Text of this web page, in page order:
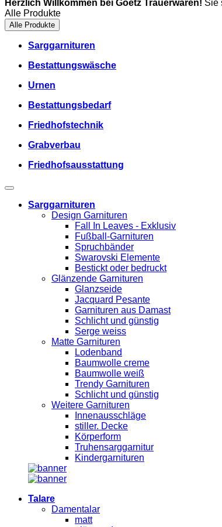
Herzlich Willkommen bei Goetz Trauerwaren! Sie
Alle Produkte
Alle Produkte
Sarggarnituren
Bestattungswäsche
Urnen
Bestattungsbedarf
Friedhofstechnik
Grabverbau
Friedhofsausstattung
Sarggarnituren
Design Garnituren
Fall In Leaves - Exklusiv
Fußball-Garnituren
Spruchbänder
Swarovski Elemente
Bestickt oder bedruckt
Glänzende Garnituren
Glanzseide
Jacquard Pesante
Garnituren aus Damast
Schlicht und günstig
Serge weiss
Matte Garnituren
Lodenband
Baumwolle creme
Baumwolle weiß
Trendy Garnituren
Schlicht und günstig
Weitere Garnituren
Innenausschläge
stiller. Decke
Körperform
Truhensarggarnitur
Kindergarnituren
Talare
Damentalar
matt